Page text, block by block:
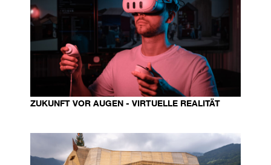
ZUKUNFT VOR AUGEN - VIRTUELLE REALITÄT